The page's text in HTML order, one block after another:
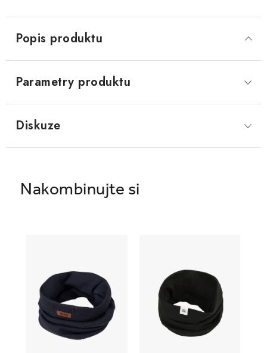
Popis produktu
Parametry produktu
Diskuze